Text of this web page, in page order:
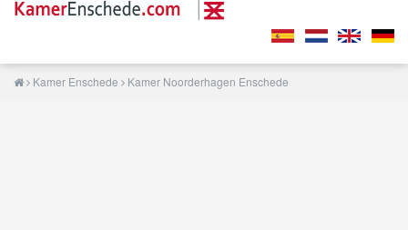
Kamer Enschede Kamer Noorderhagen Enschede